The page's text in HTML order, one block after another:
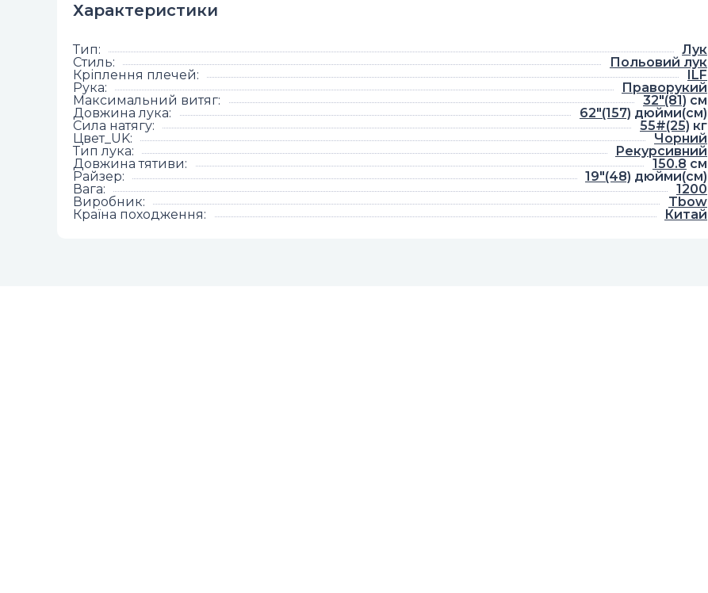
Характеристики
Тип:
Лук
Стиль:
Польовий лук
Кріплення плечей:
ILF
Рука:
Праворукий
Максимальний витяг: 32"(81) см
Довжина лука: 62"(157) дюйми(см)
Сила натягу: 55#(25) кг
Цвет_UK:
Чорний
Тип лука:
Рекурсивний
Довжина тятиви: 150.8 см
Райзер: 19"(48) дюйми(см)
Вага:
1200
Виробник:
Tbow
Країна походження: Китай